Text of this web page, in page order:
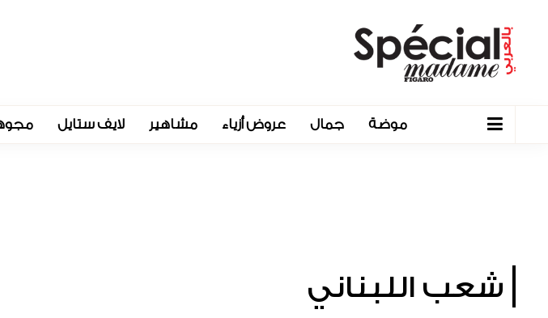
موضة جمال عروض أزياء مشاهير لايف ستايل
شعب اللبناني